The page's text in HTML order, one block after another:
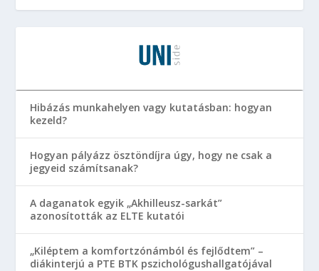
Hibázás munkahelyen vagy kutatásban: hogyan
kezeld?
Hogyan pályázz ösztöndíjra úgy, hogy ne csak a
jegyeid számítsanak?
A daganatok egyik „Akhilleusz-sarkát”
azonosították az ELTE kutatói
„Kiléptem a komfortzónámból és fejlődtem” –
diákinterjú a PTE BTK pszichológushallgatójával